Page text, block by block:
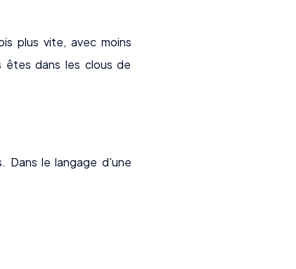
plus vite, avec moins
êtes dans les clous de
Dans le langage d'une